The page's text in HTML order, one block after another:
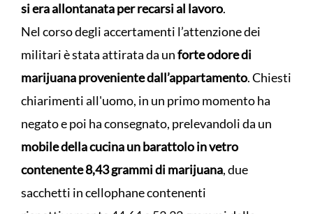
si era allontanata per recarsi al lavoro.
Nel corso degli accertamenti l’attenzione dei
militari è stata attirata da unforte odore di
marijuana proveniente dall’appartamento. Chiesti
chiarimenti all'uomo, in un primo momento ha
negato e poi ha consegnato, prelevandoli da un
mobile della cucina un barattolo in vetro
contenente 8,43 grammi di marijuana, due
sacchetti in cellophane contenenti